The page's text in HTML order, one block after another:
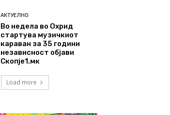
АКТУЕЛНО
Во недела во Охрид
стартува музичкиот
караван за 35 години
независност објави
Скопје1.мк
Load more